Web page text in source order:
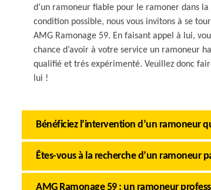
d’un ramoneur fiable pour le ramoner dans
condition possible, nous vous invitons à se
AMG Ramonage 59. En faisant appel à lui,
chance d’avoir à votre service un ramoneur
qualifié et très expérimenté. Veuillez donc
lui !
Bénéficiez l’intervention d’un ramoneur
Êtes-vous à la recherche d’un ramoneur
AMG Ramonage 59 : un ramoneur